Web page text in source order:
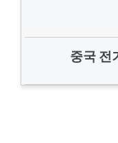
중국 전